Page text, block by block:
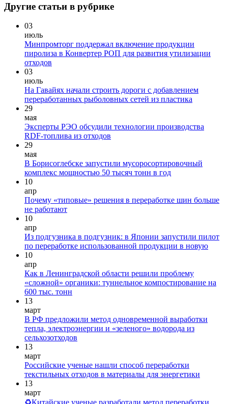
Другие статьи в рубрике
03
июль
Минпромторг поддержал включение продукции
пиролиза в Конвертер РОП для развития утилизации
отходов
03
июль
На Гавайях начали строить дороги с добавлением
переработанных рыболовных сетей из пластика
29
мая
Эксперты РЭО обсудили технологии производства
RDF-топлива из отходов
29
мая
В Борисоглебске запустили мусоросортировочный
комплекс мощностью 50 тысяч тонн в год
10
апр
Почему «типовые» решения в переработке шин больше
не работают
10
апр
Из подгузника в подгузник: в Японии запустили пилот
по переработке использованной продукции в новую
10
апр
Как в Ленинградской области решили проблему
«сложной» органики: туннельное компостирование на
600 тыс. тонн
13
март
В РФ предложили метод одновременной выработки
тепла, электроэнергии и «зеленого» водорода из
сельхозотходов
13
март
Российские ученые нашли способ переработки
текстильных отходов в материалы для энергетики
13
март